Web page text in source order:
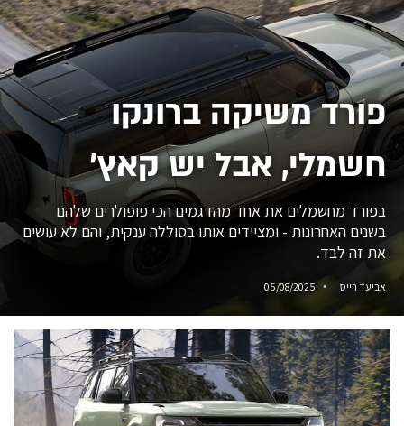
פורד משיקה ברונקו
חשמלי, אבל יש קאץ'
בפורד מחשמלים את אחד מהדגמים הכי פופולרים שלהם
בשנים האחרונות - ומציידים אותו בסוללה ענקית, והם לא עושים
את זה לבד.
אביעד רייס 05/08/2025